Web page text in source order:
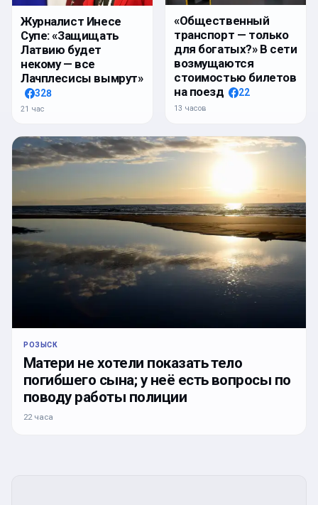
Журналист Инесе
Супе: «Защищать
Латвию будет
некому — все
Лачплесисы вымрут»
328
21 час
«Общественный
транспорт — только
для богатых?» В сети
возмущаются
стоимостью билетов
на поезд
22
13 часов
РОЗЫСК
Матери не хотели показать тело
погибшего сына; у неё есть вопросы по
поводу работы полиции
22 часа